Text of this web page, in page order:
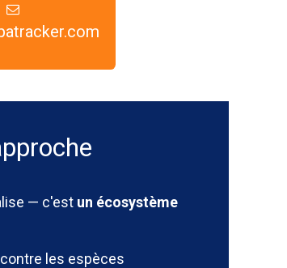
— c'est un écosystème
les espèces